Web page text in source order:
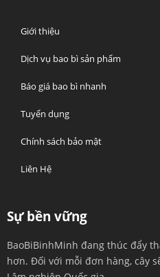
Giới thiệu
Dịch vụ bao bì sản phẩm
Báo giá bao bì nhanh
Tuyển dụng
Chính sách bảo mật
Liên Hệ
Sự bền vững
BaoBiBinhMinh đang thúc đẩy
hơn. Đối với mỗi đơn hàng, cây